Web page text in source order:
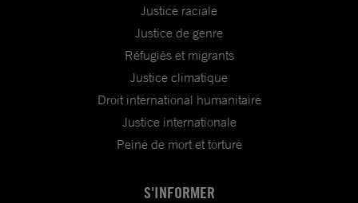
Justice raciale
Justice de genre
Réfugiés et migrants
Justice climatique
Droit international humanitaire
Justice internationale
Peine de mort et torture
S'INFORMER